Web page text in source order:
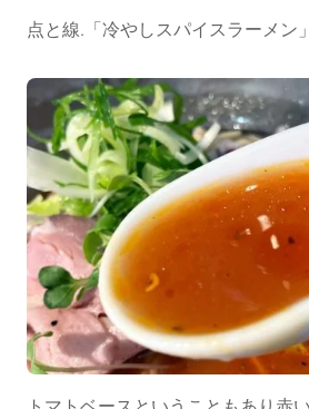
点と線.「冷やしスパイスラーメン